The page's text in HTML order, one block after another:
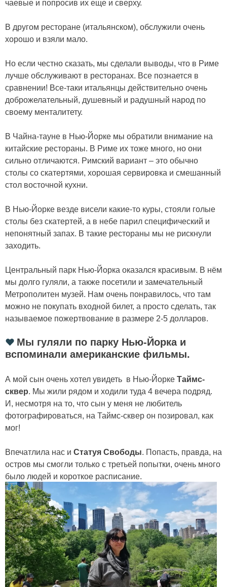
чаевые и попросив их еще и сверху.
В другом ресторане (итальянском), обслужили очень
хорошо и взяли мало.
Но если честно сказать, мы сделали выводы, что в Риме
лучше обслуживают в ресторанах. Все познается в
сравнении! Все-таки итальянцы действительно очень
доброжелательный, душевный и радушный народ по
своему менталитету.
В Чайна-тауне в Нью-Йорке мы обратили внимание на
китайские рестораны. В Риме их тоже много, но они
сильно отличаются. Римский вариант – это обычно
столы со скатертями, хорошая сервировка и смешанный
стол восточной кухни.
В Нью-Йорке везде висели какие-то куры, стояли голые
столы без скатертей, а в небе парил специфический и
непонятный запах. В такие рестораны мы не рискнули
заходить.
Центральный парк Нью-Йорка оказался красивым. В нём
мы долго гуляли, а также посетили и замечательный
Метрополитен музей. Нам очень понравилось, что там
можно не покупать входной билет, а просто сделать, так
называемое пожертвование в размере 2-5 долларов.
❤ Мы гуляли по парку Нью-Йорка и
вспоминали американские фильмы.
А мой сын очень хотел увидеть в Нью-Йорке Таймс-
сквер. Мы жили рядом и ходили туда 4 вечера подряд.
И, несмотря на то, что сын у меня не любитель
фотографироваться, на Таймс-сквер он позировал, как
мог!
Впечатлила нас и Статуя Свободы. Попасть, правда, на
остров мы смогли только с третьей попытки, очень много
было людей и короткое расписание.